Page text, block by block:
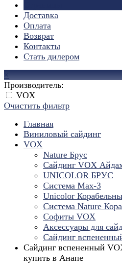
Доставка
Оплата
Возврат
Контакты
Стать дилером
×
Производитель:
VOX
Очистить фильтр
Главная
Виниловый сайдинг
VOX
Nature Брус
Сайдинг VOX
UNICOLOR БРУС
Система Max-3
Unicolor
Система Nature
Софиты VOX
Аксессуары для
Сайдинг
Сайдинг вспененный
купить в Анапе